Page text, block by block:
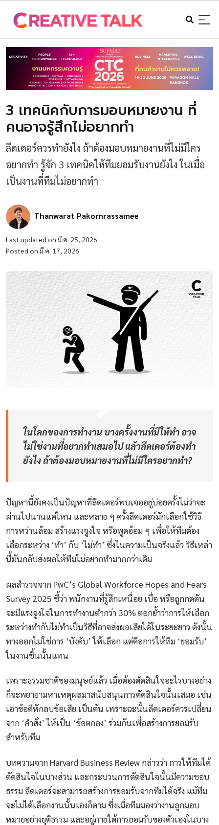
3 เทคนิคกับการมอบหมายงาน ที่
คนอาจรู้สึกไม่อยากทำ
ลีดเดอร์ควรทำยังไง ถ้าต้องมอบหมายงานที่ไม่มีใคร
อยากทำ รู้จัก 3 เทคนิคให้ทีมยอมรับงานยังไง ในเมื่อ
เป็นงานที่ทีมไม่อยากทำ
Thanwarat Pakornrassamee
Last updated on มี.ค. 25, 2026
Posted on มี.ค. 17, 2026
ในโลกของการทำงาน บางครั้งงานที่มีให้ทำ อาจ
ไม่ใช่งานที่อยากทำเสมอไป แล้วลีดเดอร์ต้องทำ
ยังไง ถ้าต้องมอบหมายงานที่ไม่มีใครอยากทำ?
ปัญหานี้ยังคงเป็นปัญหาที่ลีดเดอร์พบเจออยู่บ่อยครั้งไม่ว่าจะ
ผ่านไปนานแค่ไหน และหลาย ๆ ครั้งลีดเดอร์มักเลือกใช้วิธี
การหว่านล้อม สร้างแรงจูงใจ หรือพูดอ้อม ๆ เพื่อให้ทีมต้อง
เลือกระหว่าง ‘ทำ’ กับ ‘ไม่ทำ’ ซึ่งในความเป็นจริงแล้ว วิธีเหล่า
นี้มันกลับส่งผลให้ทีมไม่อยากทำมากกว่าเดิม
ผลสำรวจจาก PwC’s Global Workforce Hopes and Fears
Survey 2025 ชี้ว่า พนักงานที่รู้สึกเหนื่อย เบื่อ หรือถูกกดดัน
จะมีแรงจูงใจในการทำงานต่ำกว่า 30% ตอกย้ำว่าการให้เลือก
ระหว่างทำกับไม่ทำเป็นวิธีที่อาจส่งผลเสียได้ในระยะยาว ดังนั้น
ทางออกไม่ใช่การ ‘บังคับ’ ให้เลือก แต่คือการให้ทีม ‘ยอมรับ’
ในงานชิ้นนั้นแทน
เพราะธรรมชาติของมนุษย์แล้ว เมื่อต้องตัดสินใจอะไรบางอย่าง
ก็จะพยายามหาเหตุผลมาสนับสนุนการตัดสินใจนั้นเสมอ เช่น
เอาข้อดีหักลบข้อเสีย เป็นต้น เพราะฉะนั้นลีดเดอร์ควรเปลี่ยน
จาก ‘คำสั่ง’ ให้เป็น ‘ข้อตกลง’ ร่วมกันเพื่อสร้างการยอมรับ
สำหรับทีม
บทความจาก Harvard Business Review กล่าวว่า การให้ทีมได้
ตัดสินใจในบางส่วน และกระบวนการตัดสินใจนั้นมีความชอบ
ธรรม ลีดเดอร์จะสามารถสร้างการยอมรับจากทีมได้จริง แม้ทีม
จะไม่ได้เลือกงานนั้นเองก็ตาม ซึ่งเมื่อทีมมองว่างานถูกมอบ
หมายอย่างยุติธรรม และอยู่ภายใต้การยอมรับของตัวเองในบาง